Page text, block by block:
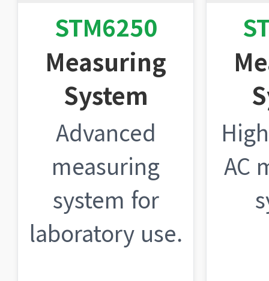
STM6250
Measuring
System
Advanced
measuring
system for
laboratory use.
AC